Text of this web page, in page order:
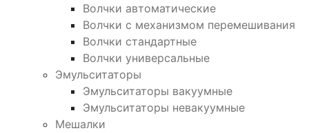
Волчки автоматические
Волчки с механизмом перемешивания
Волчки стандартные
Волчки универсальные
Эмульситаторы
Эмульситаторы вакуумные
Эмульситаторы невакуумные
Мешалки